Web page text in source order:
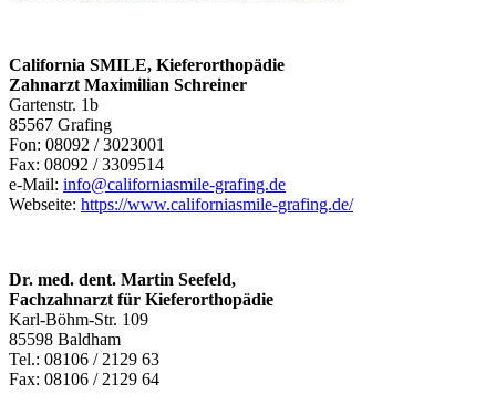
California SMILE, Kieferorthopädie
Zahnarzt Maximilian Schreiner
Gartenstr. 1b
85567 Grafing
Fon: 08092 / 3023001
Fax: 08092 / 3309514
e-Mail: info@californiasmile-grafing.de
Webseite: https://www.californiasmile-grafing.de/
Dr. med. dent. Martin Seefeld,
Fachzahnarzt für Kieferorthopädie
Karl-Böhm-Str. 109
85598 Baldham
Tel.: 08106 / 2129 63
Fax: 08106 / 2129 64